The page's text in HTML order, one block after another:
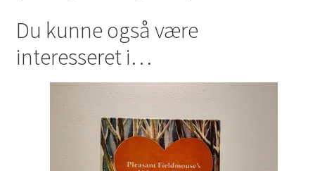
Du kunne også være
interesseret i…